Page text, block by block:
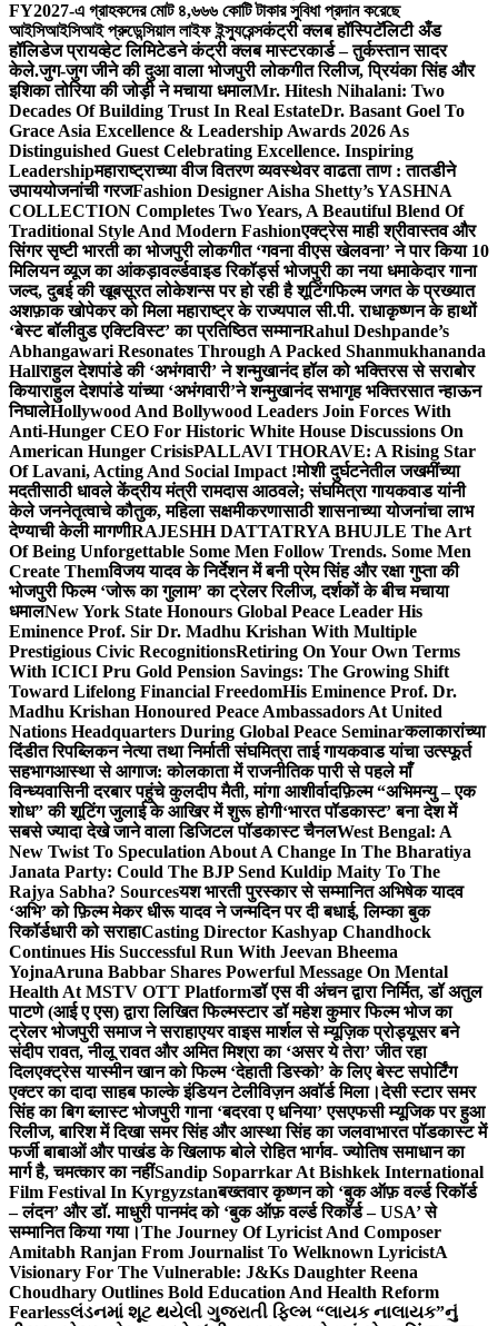
FY2027-এ গ্রাহকদের মোট ৪,৬৬৬ কোটি টাকার সুবিধা প্রদান করেছে
আইসিআইসিআই প্রুডেন্সিয়াল লাইফ ইন্স্যুরেন্সकंट्री क्लब हॉस्पिटॅलिटी अँड
हॉलिडेज प्रायव्हेट लिमिटेडने कंट्री क्लब मास्टरकार्ड – तुर्कस्तान सादर
केले.जुग-जुग जीने की दुआ वाला भोजपुरी लोकगीत रिलीज, प्रियंका सिंह और
इशिका तोरिया की जोड़ी ने मचाया धमालMr. Hitesh Nihalani: Two
Decades Of Building Trust In Real EstateDr. Basant Goel To
Grace Asia Excellence & Leadership Awards 2026 As
Distinguished Guest Celebrating Excellence. Inspiring
Leadershipमहाराष्ट्राच्या वीज वितरण व्यवस्थेवर वाढता ताण : तातडीने
उपाययोजनांची गरजFashion Designer Aisha Shetty’s YASHNA
COLLECTION Completes Two Years, A Beautiful Blend Of
Traditional Style And Modern Fashionएक्ट्रेस माही श्रीवास्तव और
सिंगर सृष्टी भारती का भोजपुरी लोकगीत ‘गवना वीएस खेलवना’ ने पार किया 10
मिलियन व्यूज का आंकड़ावर्ल्डवाइड रिकॉर्ड्स भोजपुरी का नया धमाकेदार गाना
जल्द, दुबई की खूबसूरत लोकेशन्स पर हो रही है शूटिंगफिल्म जगत के प्रख्यात
अशफ़ाक खोपेकर को मिला महाराष्ट्र के राज्यपाल सी.पी. राधाकृष्णन के हाथों
‘बेस्ट बॉलीवुड एक्टिविस्ट’ का प्रतिष्ठित सम्मानRahul Deshpande’s
Abhangawari Resonates Through A Packed Shanmukhananda
Hallराहुल देशपांडे की ‘अभंगवारी’ ने शन्मुखानंद हॉल को भक्तिरस से सराबोर
कियाराहुल देशपांडे यांच्या ‘अभंगवारी’ने शन्मुखानंद सभागृह भक्तिरसात न्हाऊन
निघालेHollywood And Bollywood Leaders Join Forces With
Anti-Hunger CEO For Historic White House Discussions On
American Hunger CrisisPALLAVI THORAVE: A Rising Star
Of Lavani, Acting And Social Impact !मोशी दुर्घटनेतील जखमींच्या
मदतीसाठी धावले केंद्रीय मंत्री रामदास आठवले; संघमित्रा गायकवाड यांनी
केले जननेतृत्वाचे कौतुक, महिला सक्षमीकरणासाठी शासनाच्या योजनांचा लाभ
देण्याची केली मागणीRAJESHH DATTATRYA BHUJLE The Art
Of Being Unforgettable Some Men Follow Trends. Some Men
Create Themविजय यादव के निर्देशन में बनी प्रेम सिंह और रक्षा गुप्ता की
भोजपुरी फिल्म ‘जोरू का गुलाम’ का ट्रेलर रिलीज, दर्शकों के बीच मचाया
धमालNew York State Honours Global Peace Leader His
Eminence Prof. Sir Dr. Madhu Krishan With Multiple
Prestigious Civic RecognitionsRetiring On Your Own Terms
With ICICI Pru Gold Pension Savings: The Growing Shift
Toward Lifelong Financial FreedomHis Eminence Prof. Dr.
Madhu Krishan Honoured Peace Ambassadors At United
Nations Headquarters During Global Peace Seminarकलाकारांच्या
दिंडीत रिपब्लिकन नेत्या तथा निर्माती संघमित्रा ताई गायकवाड यांचा उत्स्फूर्त
सहभागआस्था से आगाज: कोलकाता में राजनीतिक पारी से पहले माँ
विन्ध्यवासिनी दरबार पहुंचे कुलदीप मैती, मांगा आशीर्वादफ़िल्म “अभिमन्यु – एक
शोध” की शूटिंग जुलाई के आखिर में शुरू होगी‘भारत पॉडकास्ट’ बना देश में
सबसे ज्यादा देखे जाने वाला डिजिटल पॉडकास्ट चैनलWest Bengal: A
New Twist To Speculation About A Change In The Bharatiya
Janata Party: Could The BJP Send Kuldip Maity To The
Rajya Sabha? Sourcesयश भारती पुरस्कार से सम्मानित अभिषेक यादव
‘अभि’ को फ़िल्म मेकर धीरू यादव ने जन्मदिन पर दी बधाई, लिम्का बुक
रिकॉर्डधारी को सराहाCasting Director Kashyap Chandhock
Continues His Successful Run With Jeevan Bheema
YojnaAruna Babbar Shares Powerful Message On Mental
Health At MSTV OTT Platformडॉ एस वी अंचन द्वारा निर्मित, डॉ अतुल
पाटणे (आई ए एस) द्वारा लिखित फिल्मस्टार डॉ महेश कुमार फिल्म भोज का
ट्रेलर भोजपुरी समाज ने सराहाएयर वाइस मार्शल से म्यूज़िक प्रोड्यूसर बने
संदीप रावत, नीलू रावत और अमित मिश्रा का ‘असर ये तेरा’ जीत रहा
दिलएक्ट्रेस यास्मीन खान को फिल्म ‘देहाती डिस्को’ के लिए बेस्ट सपोर्टिंग
एक्टर का दादा साहब फाल्के इंडियन टेलीविज़न अवॉर्ड मिला।देसी स्टार समर
सिंह का बिग ब्लास्ट भोजपुरी गाना ‘बदरवा ए धनिया’ एसएफसी म्यूजिक पर हुआ
रिलीज, बारिश में दिखा समर सिंह और आस्था सिंह का जलवाभारत पॉडकास्ट में
फर्जी बाबाओं और पाखंड के खिलाफ बोले रोहित भार्गव- ज्योतिष समाधान का
मार्ग है, चमत्कार का नहींSandip Soparrkar At Bishkek International
Film Festival In Kyrgyzstanबख्तवार कृष्णन को ‘बुक ऑफ़ वर्ल्ड रिकॉर्ड
– लंदन’ और डॉ. माधुरी पानमंद को ‘बुक ऑफ़ वर्ल्ड रिकॉर्ड – USA’ से
सम्मानित किया गया।The Journey Of Lyricist And Composer
Amitabh Ranjan From Journalist To Welknown LyricistA
Visionary For The Vulnerable: J&Ks Daughter Reena
Choudhary Outlines Bold Education And Health Reform
Fearlessલંડનમાં શૂટ થયેલી ગુજરાતી ફિલ્મ “લાયક નાલાયક”નું